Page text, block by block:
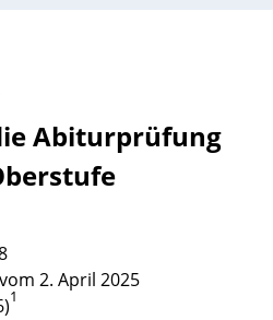
Abiturprüfung
2. April 2025
1